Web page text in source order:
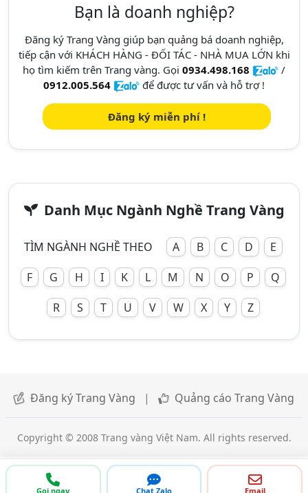
Gọi ngay Chat Zalo Email
Bạn là doanh nghiệp?
Đăng ký Trang Vàng giúp bạn quảng bá doanh nghiệp,
tiếp cận với KHÁCH HÀNG - ĐỐI TÁC - NHÀ MUA LỚN khi
họ tìm kiếm trên Trang vàng. Gọi 0934.498.168
/
0912.005.564
để được tư vấn và hỗ trợ !
Đăng ký miễn phí !
Danh Mục Ngành Nghề Trang Vàng
TÌM NGÀNH NGHỀ THEO A B C D
E
F
G H I K L M N O P
Q
R
S T U V W X Y Z
Đăng ký Trang Vàng | Quảng cáo Trang Vàng
Copyright © 2008 Trang vàng Việt Nam. All rights reserved.